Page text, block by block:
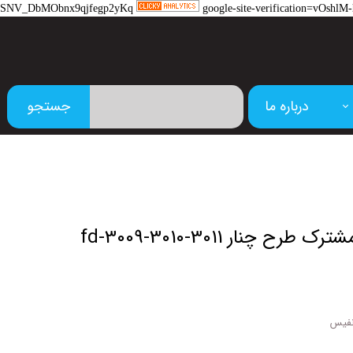
SNV_DbMObnx9qjfegp2yKq google-site-
درباره ما جستجو